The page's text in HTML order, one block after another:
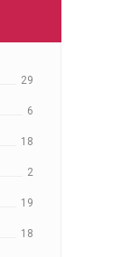
29
6
18
2
19
18